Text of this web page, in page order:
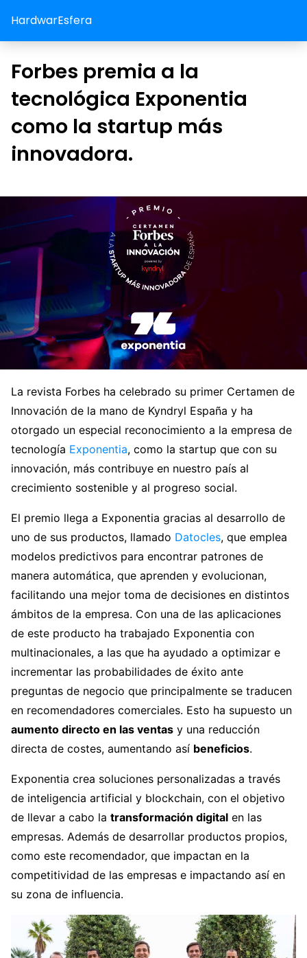
HardwarEsfera
Forbes premia a la
tecnológica Exponentia
como la startup más
innovadora.
La revista Forbes ha celebrado su primer Certamen de
Innovación de la mano de Kyndryl España y ha
otorgado un especial reconocimiento a la empresa de
tecnología Exponentia, como la startup que con su
innovación, más contribuye en nuestro país al
crecimiento sostenible y al progreso social.
El premio llega a Exponentia gracias al desarrollo de
uno de sus productos, llamado Datocles, que emplea
modelos predictivos para encontrar patrones de
manera automática, que aprenden y evolucionan,
facilitando una mejor toma de decisiones en distintos
ámbitos de la empresa. Con una de las aplicaciones
de este producto ha trabajado Exponentia con
multinacionales, a las que ha ayudado a optimizar e
incrementar las probabilidades de éxito ante
preguntas de negocio que principalmente se traducen
en recomendadores comerciales. Esto ha supuesto un
aumento directo en las ventas y una reducción
directa de costes, aumentando así beneficios.
Exponentia crea soluciones personalizadas a través
de inteligencia artificial y blockchain, con el objetivo
de llevar a cabo la transformación digital en las
empresas. Además de desarrollar productos propios,
como este recomendador, que impactan en la
competitividad de las empresas e impactando así en
su zona de influencia.